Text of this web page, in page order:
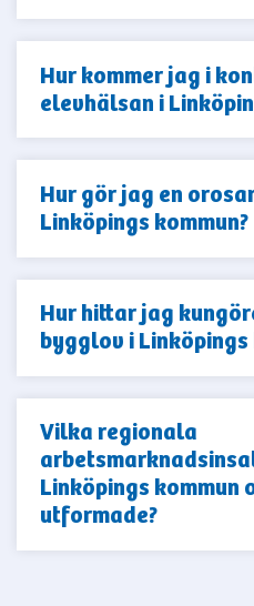
Hur kommer jag i
elevhälsan i
Hur gör jag en
Linköpings kommun?
Hur hittar jag
bygglov i Linköpings
Vilka regionala
Linköpings kommun
utformade?